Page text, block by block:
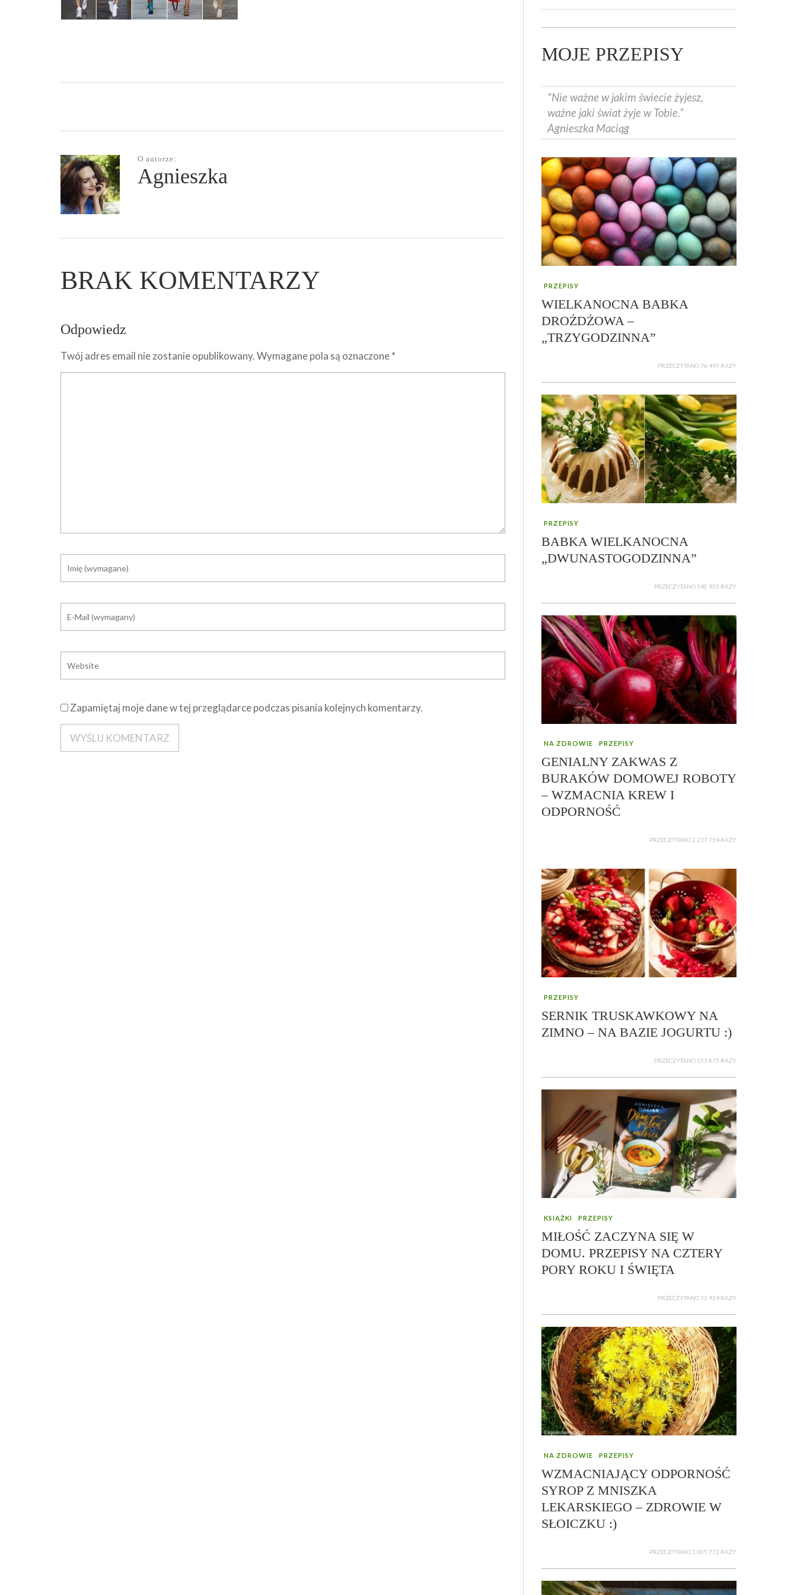
O autorze:
Agnieszka
BRAK KOMENTARZY
Odpowiedz
Twój adres email nie zostanie opublikowany.Wymagane pola są oznaczone*
Zapamiętaj moje dane w tej przeglądarce podczas pisania kolejnych komentarzy.
MOJE PRZEPISY
"Nie ważne w jakim świecie żyjesz,
ważne jaki świat żyje w Tobie.”
Agnieszka Maciąg
PRZEPISY
WIELKANOCNA BABKA
DROŻDŻOWA –
„TRZYGODZINNA”
PRZECZYTANO 76 497 RAZY
PRZEPISY
BABKA WIELKANOCNA
„DWUNASTOGODZINNA”
PRZECZYTANO 140 933 RAZY
NA ZDROWIE PRZEPISY
GENIALNY ZAKWAS Z
BURAKÓW DOMOWEJ ROBOTY
– WZMACNIA KREW I
ODPORNOŚĆ
PRZECZYTANO 2 237 754 RAZY
PRZEPISY
SERNIK TRUSKAWKOWY NA
ZIMNO – NA BAZIE JOGURTU :)
PRZECZYTANO 153 875 RAZY
KSIĄŻKI PRZEPISY
MIŁOŚĆ ZACZYNA SIĘ W
DOMU. PRZEPISY NA CZTERY
PORY ROKU I ŚWIĘTA
PRZECZYTANO 33 919 RAZY
NA ZDROWIE PRZEPISY
WZMACNIAJĄCY ODPORNOŚĆ
SYROP Z MNISZKA
LEKARSKIEGO – ZDROWIE W
SŁOICZKU :)
PRZECZYTANO 1 005 772 RAZY